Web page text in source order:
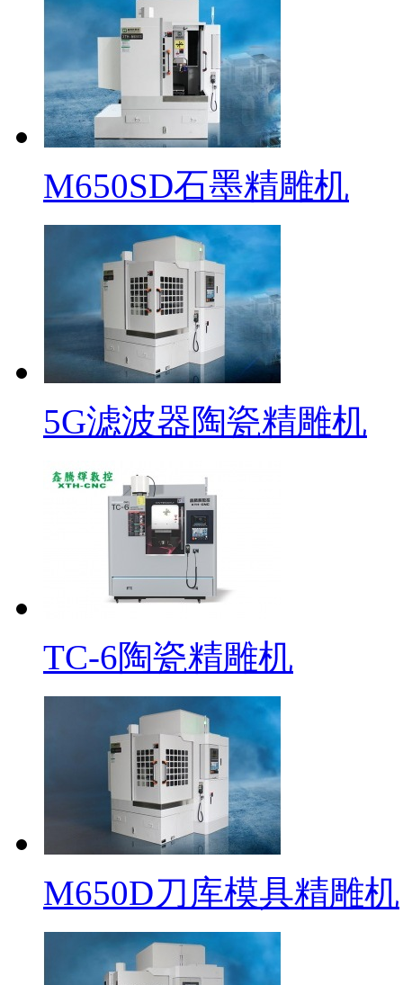
M650SD石墨精雕机
5G滤波器陶瓷精雕机
TC-6陶瓷精雕机
M650D刀库模具精雕机